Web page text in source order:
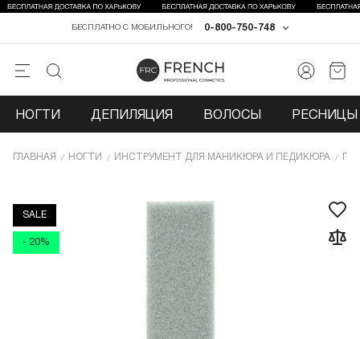
0-800-750-748
БЕСПЛАТНО С МОБИЛЬНОГО!
НОГТИ ДЕПИЛЯЦИЯ ВОЛОСЫ РЕСНИЦЫ
ГЛАВНАЯ НОГТИ ИНCТРУМЕНТ ДЛЯ МАНИКЮРА И ПЕДИКЮРА
SALE
- 20%